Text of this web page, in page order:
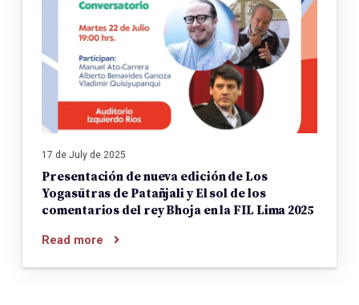
17 de July de 2025
Presentación de nueva edición de Los
Yogasūtras de Patañjali y El sol de los
comentarios del rey Bhoja en la FIL Lima 2025
Read more